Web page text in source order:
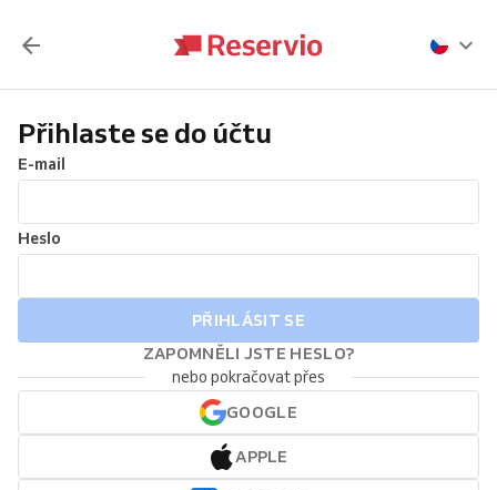
Přihlaste se do účtu
E-mail
Heslo
PŘIHLÁSIT SE
ZAPOMNĚLI JSTE HESLO?
nebo pokračovat přes
GOOGLE
APPLE